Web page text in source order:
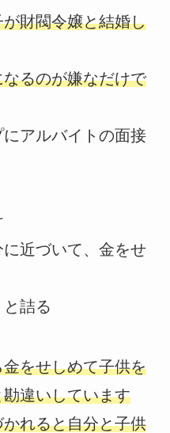
財閥令嬢と結婚し
るのが嫌なだけで
アルバイトの面接
に近づいて、金をせ
詰る
をせしめて子供を
違いしています
れると自分と子供